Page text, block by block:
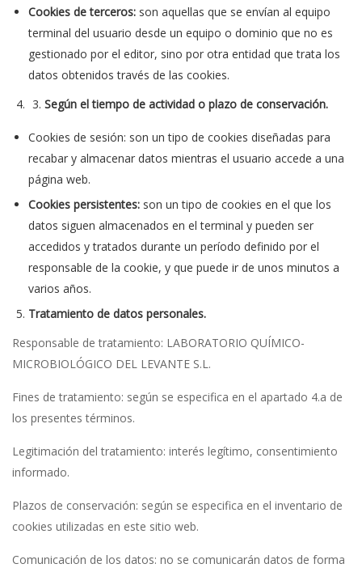
Cookies de terceros: son aquellas que se envían al equipo
terminal del usuario desde un equipo o dominio que no es
gestionado por el editor, sino por otra entidad que trata los
datos obtenidos través de las cookies.
Según el tiempo de actividad o plazo de conservación.
Cookies de sesión: son un tipo de cookies diseñadas para
recabar y almacenar datos mientras el usuario accede a una
página web.
Cookies persistentes: son un tipo de cookies en el que los
datos siguen almacenados en el terminal y pueden ser
accedidos y tratados durante un período definido por el
responsable de la cookie, y que puede ir de unos minutos a
varios años.
Tratamiento de datos personales.
Responsable de tratamiento: LABORATORIO QUÍMICO-
MICROBIOLÓGICO DEL LEVANTE S.L.
Fines de tratamiento: según se especifica en el apartado 4.a de
los presentes términos.
Legitimación del tratamiento: interés legítimo, consentimiento
informado.
Plazos de conservación: según se especifica en el inventario de
cookies utilizadas en este sitio web.
Comunicación de los datos: no se comunicarán datos de forma